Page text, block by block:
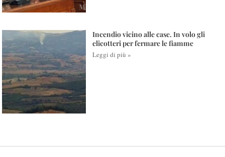
Incendio vicino alle case. In volo gli
elicotteri per fermare le fiamme
Leggi di più »